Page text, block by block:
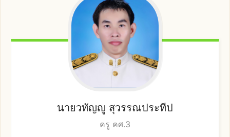
นายวทัญญู สุวรรณประทีป
ครู คศ.3